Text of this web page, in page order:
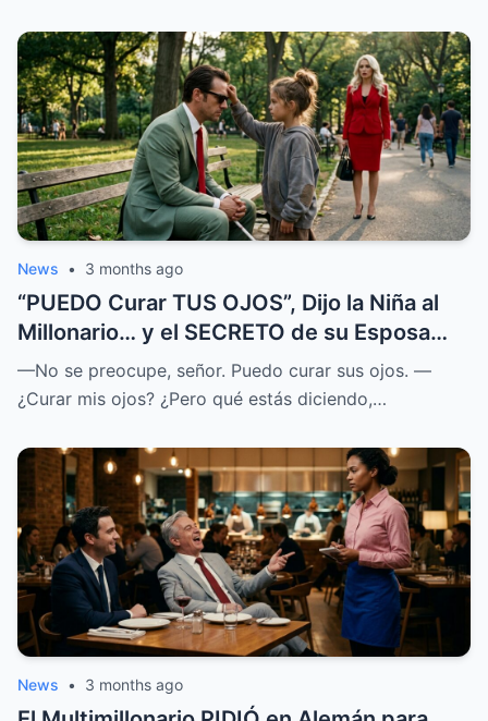
News • 3 months ago
“PUEDO Curar TUS OJOS”, Dijo la Niña al
Millonario… y el SECRETO de su Esposa
SALIÓ a la LUZ
—No se preocupe, señor. Puedo curar sus ojos. —
¿Curar mis ojos? ¿Pero qué estás diciendo,…
News • 3 months ago